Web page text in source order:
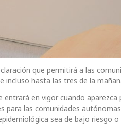
que permitirá a las
incluso hasta las tres de la
en vigor cuando
para las comunidades
sea de bajo riesgo o